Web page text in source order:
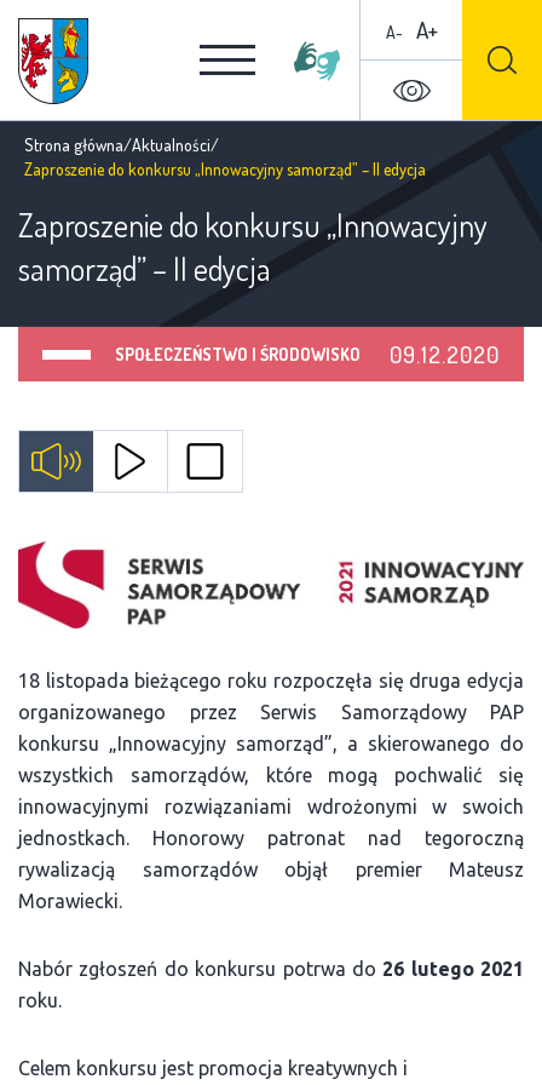
A- A+
Strona główna/Aktualności/
Zaproszenie do konkursu „Innowacyjny samorząd” – II edycja
Zaproszenie do konkursu „Innowacyjny
samorząd” – II edycja
SPOŁECZEŃSTWO I ŚRODOWISKO 09.12.2020
18 listopada bieżącego roku rozpoczęła się druga edycja
organizowanego przez Serwis Samorządowy PAP
konkursu „Innowacyjny samorząd”, a skierowanego do
wszystkich samorządów, które mogą pochwalić się
innowacyjnymi rozwiązaniami wdrożonymi w swoich
jednostkach. Honorowy patronat nad tegoroczną
rywalizacją samorządów objął premier Mateusz
Morawiecki.
Nabór zgłoszeń do konkursu potrwa do 26 lutego 2021
roku.
Celem konkursu jest promocja kreatywnych i